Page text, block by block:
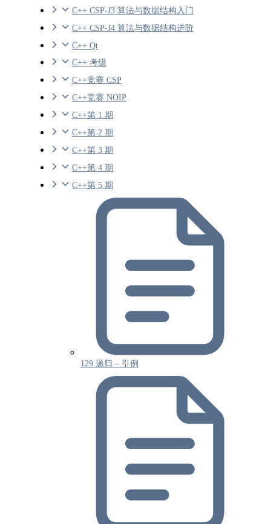
C++ CSP-J3 算法与数据结构入门
C++ CSP-J4 算法与数据结构进阶
C++ Qt
C++ 考级
C++竞赛 CSP
C++竞赛 NOIP
C++第 1 期
C++第 2 期
C++第 3 期
C++第 4 期
C++第 5 期
129 递归 – 引例